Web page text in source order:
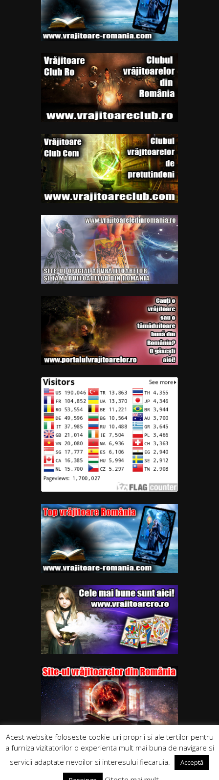
Acest website foloseste cookie-uri proprii si ale tertilor pentru
a furniza vizitatorilor o experienta mult mai buna de navigare si
servicii adaptate nevoilor si interesului fiecaruia.
Acceptă